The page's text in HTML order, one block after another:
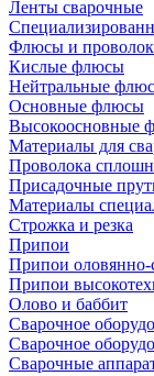
Ленты сварочные
Флюсы и
Кислые флюсы
Нейтральные
Основные флюсы
Высокоосновные
Материалы для
Проволока
Присадочные
Материалы
Строжка и резка
Припои
Припои
Припои
Олово и баббит
Сварочное
Сварочное
Сварочные